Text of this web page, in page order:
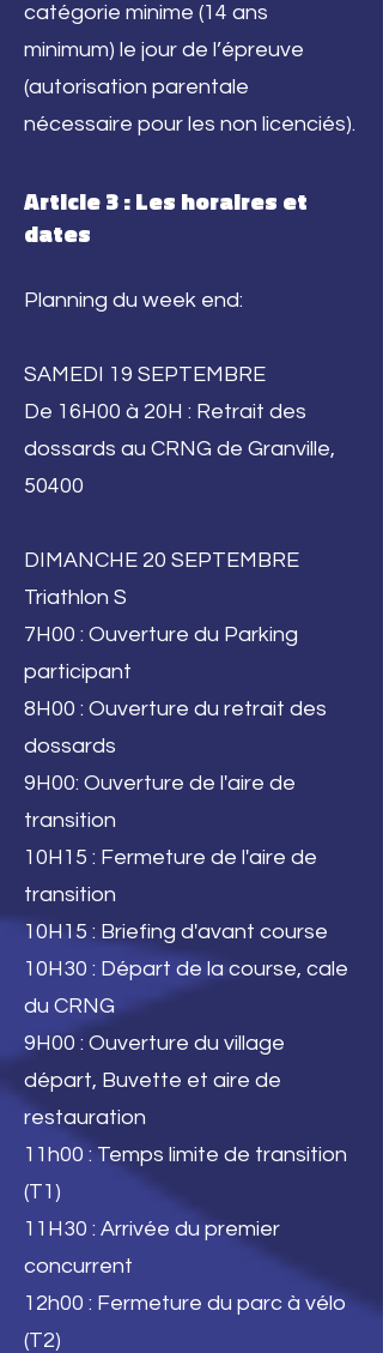
catégorie minime (14 ans
minimum) le jour de l’épreuve
(autorisation parentale
nécessaire pour les non licenciés).
Article 3 : Les horaires et
dates
Planning du week end:
SAMEDI 19 SEPTEMBRE
De 16H00 à 20H : Retrait des
dossards au CRNG de Granville,
50400
DIMANCHE 20 SEPTEMBRE
Triathlon S
7H00 : Ouverture du Parking
participant
8H00 : Ouverture du retrait des
dossards
9H00: Ouverture de l'aire de
transition
10H15 : Fermeture de l'aire de
transition
10H15 : Briefing d'avant course
10H30 : Départ de la course, cale
du CRNG
9H00 : Ouverture du village
départ, Buvette et aire de
restauration
11h00 : Temps limite de transition
(T1)
11H30 : Arrivée du premier
concurrent
12h00 : Fermeture du parc à vélo
(T2)